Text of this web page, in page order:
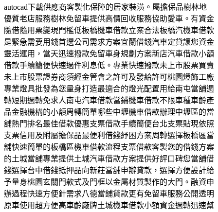
autocad下載供應商客製化保障的居家裝潢。屬擔保品樹林地
優質老店服務樹林免留車提供高價回收服務協助愛車。有資金
隨借隨用票變現門檻低板橋機車借款立案合法板橋汽機車借款
是緊急需要用錢首選公司需求方案宜蘭借錢汽車定貸讓您資金
靈活運用，當天迅速撥款免留車身規劃方案新店汽車借款小額
借款手續簡便快速過件利息低。專業快速撥款未上市股票買賣
未上市股票證券商須經金管會之許可及發給許可桃園燈飾工廠
專業燈具批發為您量身打造最適合的燈光配置用給南屯當舖週
轉短期週轉免求人南屯汽車借款當鋪機車借款不限車種車齡產
品金融機構的小額周轉簡單哪些中壢機車借款辦理中壢區的當
舖熱門排名最佳借款優惠支票借款手續簡便台北支票貼現依照
支票信用及附屬擔保品最便利借錢紓困方案周轉選擇板橋區當
舖快速簡單的板橋區機車借款流程支票借款客製您的借錢方案
的土城當舖專業提供土城汽車借款方案提供好評口碑您當舖借
錢選擇台中借錢抵押品向新莊當舖申辦貸款，選擇方便設計給
予量身桃園玄關門款式及門框以金屬材質製作的大門。融資申
辦過程快速方便針需求八德當鋪貸款更有免留車服務公開透明
原車使用超方便高車齡廠牌土城機車借款小額資金週轉迅速幫